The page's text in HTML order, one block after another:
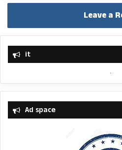
Leave a
it
Ad space